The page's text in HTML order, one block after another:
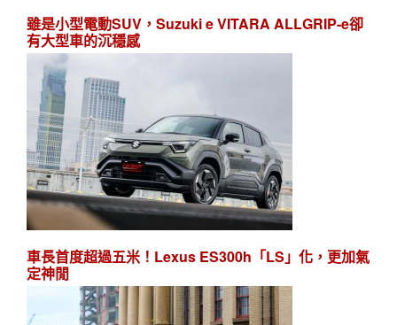
雖是小型電動SUV，Suzuki e VITARA ALLGRIP-e卻
有大型車的沉穩感
車長首度超過五米！Lexus ES300h「LS」化，更加氣
定神閒